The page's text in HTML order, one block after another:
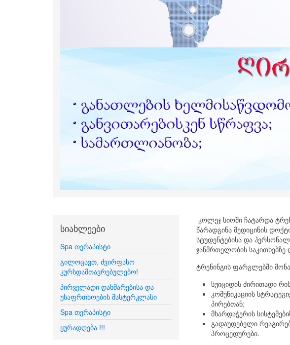
კოლეჯ სიოში ჩატარდა
წარადგინა მედიცინის
სტუდენტებისა და
ჯანმრთელობის საკითხებზე
ტრენინგის ფარგლებში
სუიციდის ძირითადი
კომუნიკაციის
პირებთან;
მხარდაჭერის
გადაუდებელი
პროცედურები.
სიახლეები
Spa თერაპისტი
გილოცავთ, ძვირფასო
კურსდამთავრებულებო!
პირველადი დახმარებისა და
უსაფრთხოების მასტერკლასი
Spa თერაპისტი
ყურადღება !!!